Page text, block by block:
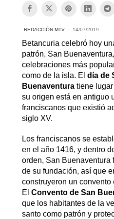
REDACCIÓN MTV 14/07/2019
Betancuria celebró hoy
patrón, San
celebraciones más
como de la isla. El día de
Buenaventuratiene lugar
su origen está en antiguo
franciscanos que existió
siglo XV.
Los franciscanos se
en el año 1416, y dentro
orden, San Buenaventura
de su fundación, así que
construyeron un convento
El Convento de San
que los habitantes de la
santo como patrón y